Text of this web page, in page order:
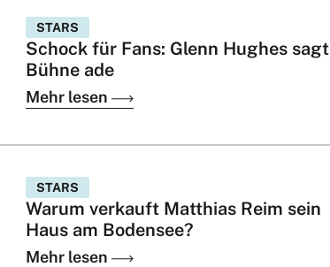
STARS
Schock für Fans: Glenn Hughes sagt
Bühne ade
Mehr lesen
STARS
Warum verkauft Matthias Reim sein
Haus am Bodensee?
Mehr lesen